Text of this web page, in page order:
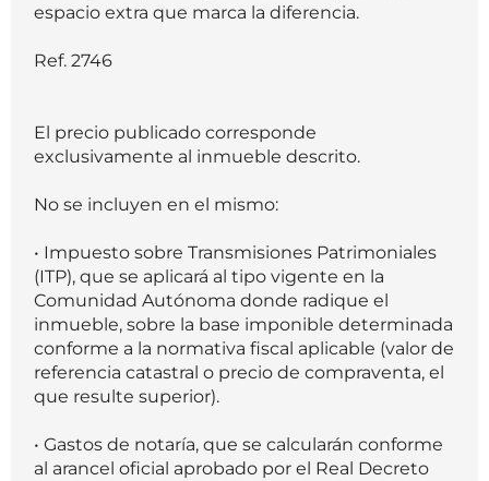
espacio extra que marca la diferencia.
Ref. 2746
El precio publicado corresponde
exclusivamente al inmueble descrito.
No se incluyen en el mismo:
• Impuesto sobre Transmisiones Patrimoniales
(ITP), que se aplicará al tipo vigente en la
Comunidad Autónoma donde radique el
inmueble, sobre la base imponible determinada
conforme a la normativa fiscal aplicable (valor de
referencia catastral o precio de compraventa, el
que resulte superior).
• Gastos de notaría, que se calcularán conforme
al arancel oficial aprobado por el Real Decreto